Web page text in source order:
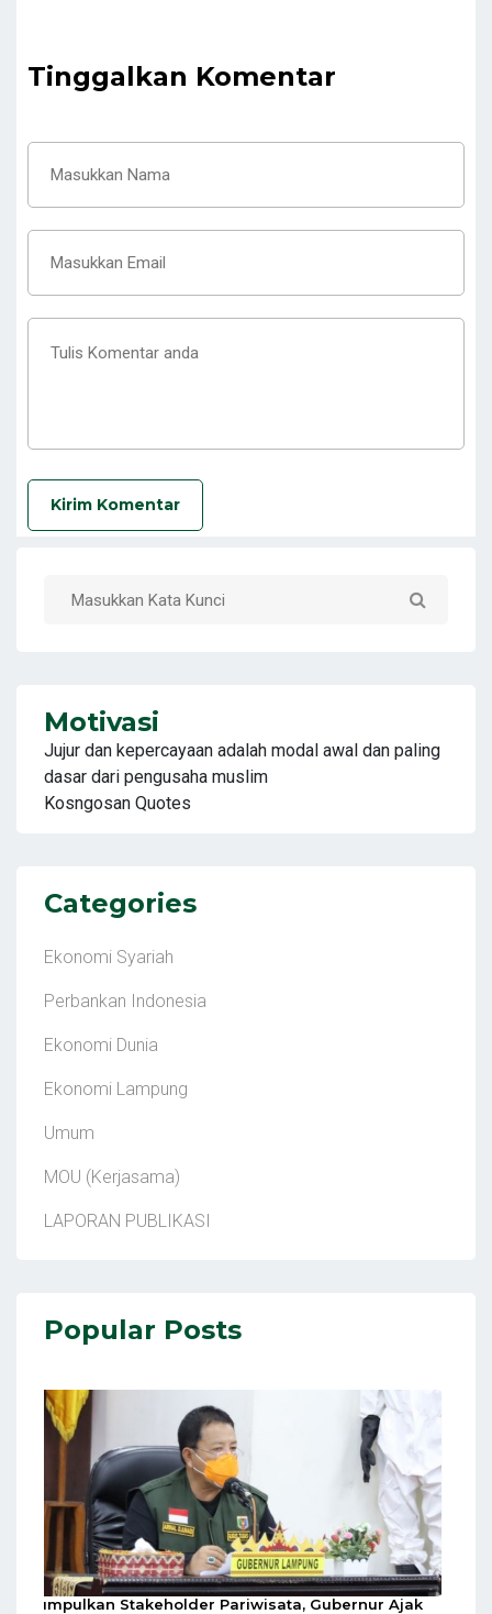
Tinggalkan Komentar
Kirim Komentar
Motivasi
Jujur dan kepercayaan adalah modal awal dan paling
dasar dari pengusaha muslim
Kosngosan Quotes
Categories
Ekonomi Syariah
Perbankan Indonesia
Ekonomi Dunia
Ekonomi Lampung
Umum
MOU (Kerjasama)
LAPORAN PUBLIKASI
Popular Posts
Kumpulkan Stakeholder Pariwisata, Gubernur Ajak